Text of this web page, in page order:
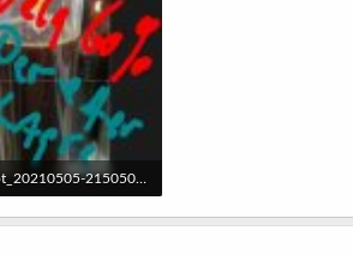
Screenshot_20210505-215050_Photo Editor.jpg
Sett: 42